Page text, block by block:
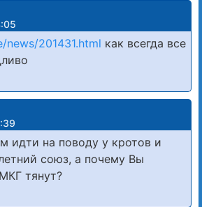
201431.html как всегда все
идти на поводу у кротов и
союз, а почему Вы
тянут?